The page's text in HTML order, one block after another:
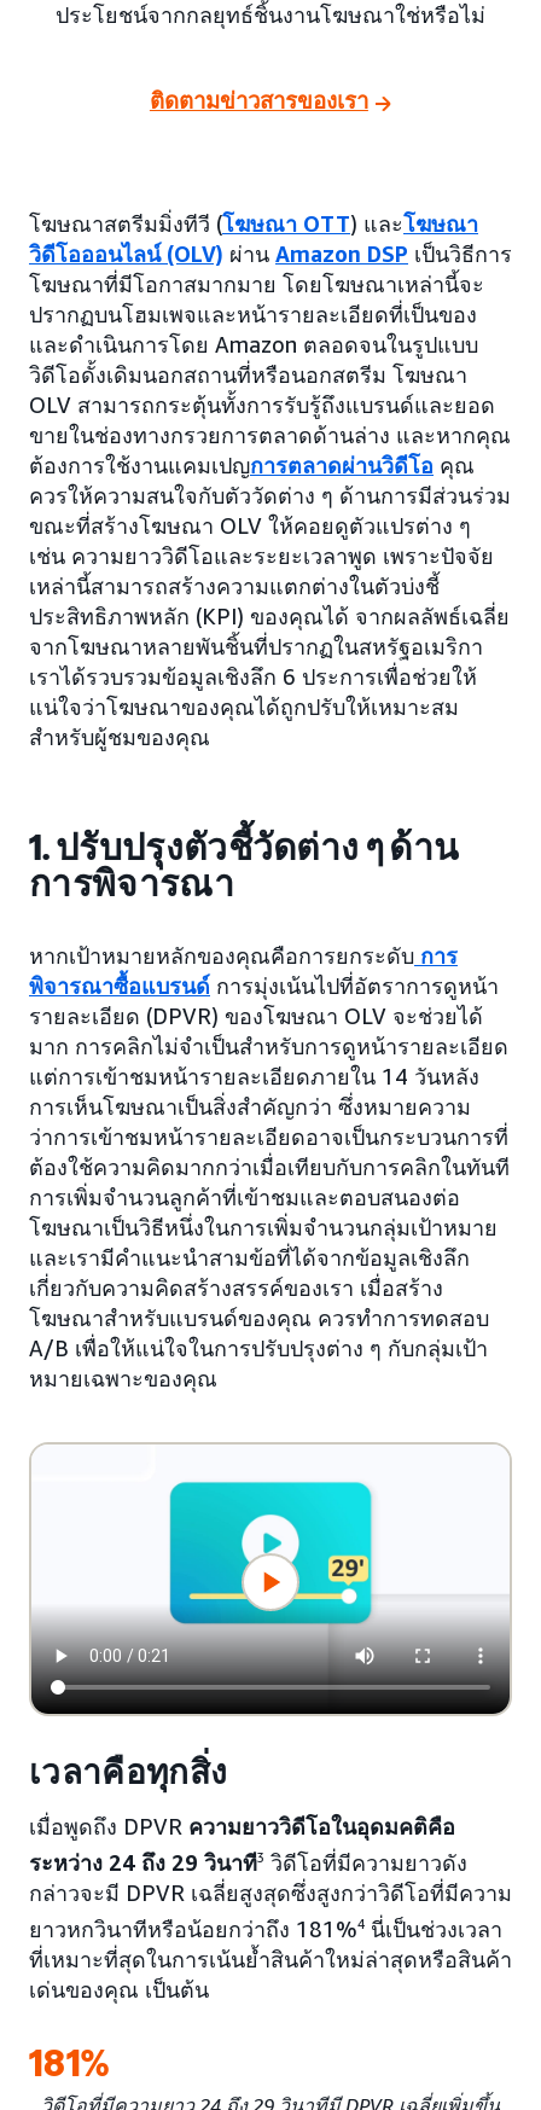
ประโยชน์จากกลยุทธ์ชิ้นงานโฆษณาใช่หรือไม่
ติดตามข่าวสารของเรา
โฆษณาสตรีมมิ่งทีวี (โฆษณา OTT) และโฆษณา
วิดีโอออนไลน์ (OLV) ผ่าน Amazon DSP เป็นวิธีการ
โฆษณาที่มีโอกาสมากมาย โดยโฆษณาเหล่านี้จะ
ปรากฏบนโฮมเพจและหน้ารายละเอียดที่เป็นของ
และดำเนินการโดย Amazon ตลอดจนในรูปแบบ
วิดีโอดั้งเดิมนอกสถานที่หรือนอกสตรีม โฆษณา
OLV สามารถกระตุ้นทั้งการรับรู้ถึงแบรนด์และยอด
ขายในช่องทางกรวยการตลาดด้านล่าง และหากคุณ
ต้องการใช้งานแคมเปญการตลาดผ่านวิดีโอ คุณ
ควรให้ความสนใจกับตัววัดต่าง ๆ ด้านการมีส่วนร่วม
ขณะที่สร้างโฆษณา OLV ให้คอยดูตัวแปรต่าง ๆ
เช่น ความยาววิดีโอและระยะเวลาพูด เพราะปัจจัย
เหล่านี้สามารถสร้างความแตกต่างในตัวบ่งชี้
ประสิทธิภาพหลัก (KPI) ของคุณได้ จากผลลัพธ์เฉลี่ย
จากโฆษณาหลายพันชิ้นที่ปรากฏในสหรัฐอเมริกา
เราได้รวบรวมข้อมูลเชิงลึก 6 ประการเพื่อช่วยให้
แน่ใจว่าโฆษณาของคุณได้ถูกปรับให้เหมาะสม
สำหรับผู้ชมของคุณ
1. ปรับปรุงตัวชี้วัดต่าง ๆ ด้าน
การพิจารณา
หากเป้าหมายหลักของคุณคือการยกระดับ การ
พิจารณาซื้อแบรนด์ การมุ่งเน้นไปที่อัตราการดูหน้า
รายละเอียด (DPVR) ของโฆษณา OLV จะช่วยได้
มาก การคลิกไม่จำเป็นสำหรับการดูหน้ารายละเอียด
แต่การเข้าชมหน้ารายละเอียดภายใน 14 วันหลัง
การเห็นโฆษณาเป็นสิ่งสำคัญกว่า ซึ่งหมายความ
ว่าการเข้าชมหน้ารายละเอียดอาจเป็นกระบวนการที่
ต้องใช้ความคิดมากกว่าเมื่อเทียบกับการคลิกในทันที
การเพิ่มจำนวนลูกค้าที่เข้าชมและตอบสนองต่อ
โฆษณาเป็นวิธีหนึ่งในการเพิ่มจำนวนกลุ่มเป้าหมาย
และเรามีคำแนะนำสามข้อที่ได้จากข้อมูลเชิงลึก
เกี่ยวกับความคิดสร้างสรรค์ของเรา เมื่อสร้าง
โฆษณาสำหรับแบรนด์ของคุณ ควรทำการทดสอบ
A/B เพื่อให้แน่ใจในการปรับปรุงต่าง ๆ กับกลุ่มเป้า
หมายเฉพาะของคุณ
เวลาคือทุกสิ่ง
เมื่อพูดถึง DPVR ความยาววิดีโอในอุดมคติคือ
ระหว่าง 24 ถึง 29 วินาที3 วิดีโอที่มีความยาวดัง
กล่าวจะมี DPVR เฉลี่ยสูงสุดซึ่งสูงกว่าวิดีโอที่มีความ
ยาวหกวินาทีหรือน้อยกว่าถึง 181%4 นี่เป็นช่วงเวลา
ที่เหมาะที่สุดในการเน้นย้ำสินค้าใหม่ล่าสุดหรือสินค้า
เด่นของคุณ เป็นต้น
181%
วิดีโอที่มีความยาว 24 ถึง 29 วินาทีมี DPVR เฉลี่ยเพิ่มขึ้น